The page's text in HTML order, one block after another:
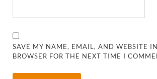
SAVE MY NAME, EMAIL, AND WEBSITE
BROWSER FOR THE NEXT TIME I